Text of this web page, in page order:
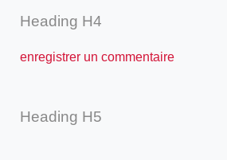
Heading H4
enregistrer un commentaire
Heading H5